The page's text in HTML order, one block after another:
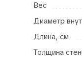
Вес
Диаметр
Длина, см
Толщина